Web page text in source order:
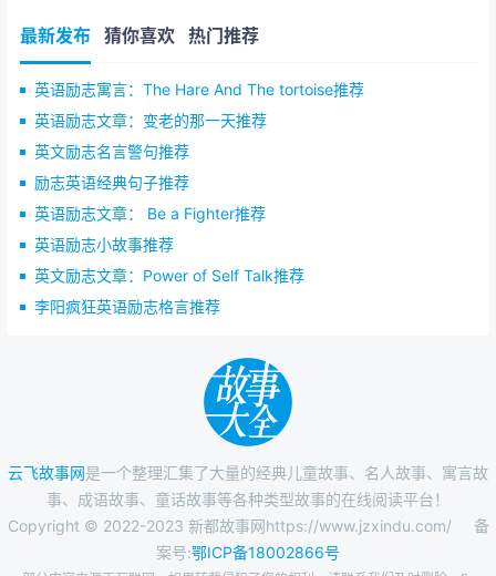
但却给人生的前景增添了一份尊严，这是任何顺利的成功
都不能做到的。——梭罗
The road of life is like a large river,because of the
power of the currents,river courses appear
unexpectedly where there is no flowing water.(Tagore
India)
人生的道路就像一条大河，由于急流本身的冲击力，在从
前没有水流的地方，冲刷出崭新的意料不到的河道。（泰
戈尔 印度）
Dare and the world always yields. If it beats you
你勇敢，世界就会让步。如果有时它战胜你，你要不断地
勇敢再勇敢，它就会屈服。-- W.M. 萨克雷
Do not, for one repulse, forgo the purpose that you
resolved to effort. ( Shakespeare )
不要只因一次挫败，就放弃你原来决心想达到的目的。
最新发布 猜你喜欢 热门推荐
英语励志寓言：The Hare And The tortoise推荐
英语励志文章：变老的那一天推荐
英文励志名言警句推荐
励志英语经典句子推荐
英语励志文章： Be a Fighter推荐
英语励志小故事推荐
英文励志文章：Power of Self Talk推荐
李阳疯狂英语励志格言推荐
云飞故事网是一个整理汇集了大量的经典儿童故事、名人故事、寓言故
事、成语故事、童话故事等各种类型故事的在线阅读平台！
Copyright © 2022-2023 新都故事网https://www.jzxindu.com/
备
案号:鄂ICP备18002866号